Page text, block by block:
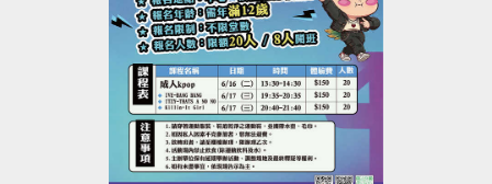
1.檢錄時需攜帶二位選手證件（身分證 or 健保卡）
至檢錄處報到且需扣證件直至賽後歸還。
2.各場次選手，須於請賽組廣播後10分鐘內攜帶證件
至檢錄處完成檢
錄，若未於時間內完成檢錄者，視同棄權，各隊員